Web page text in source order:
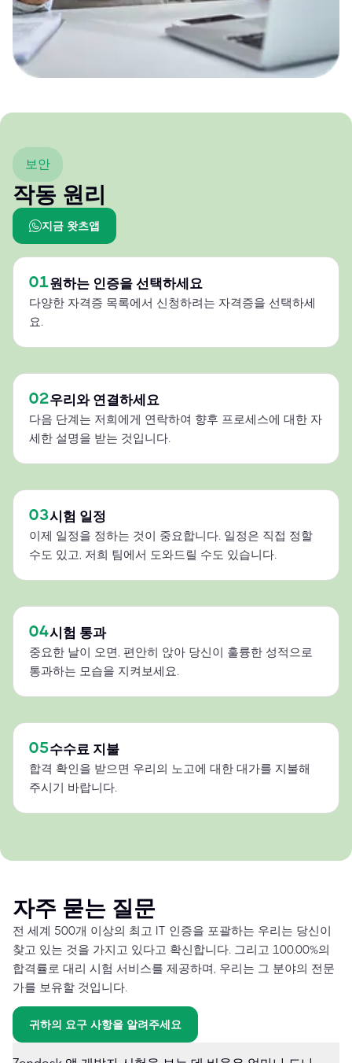
보안
작동 원리
지금 왓츠앱
01원하는 인증을 선택하세요
다양한 자격증 목록에서 신청하려는 자격증을 선택하세
요.
02우리와 연결하세요
다음 단계는 저희에게 연락하여 향후 프로세스에 대한 자
세한 설명을 받는 것입니다.
03시험 일정
이제 일정을 정하는 것이 중요합니다. 일정은 직접 정할
수도 있고, 저희 팀에서 도와드릴 수도 있습니다.
04시험 통과
중요한 날이 오면, 편안히 앉아 당신이 훌륭한 성적으로
통과하는 모습을 지켜보세요.
05수수료 지불
합격 확인을 받으면 우리의 노고에 대한 대가를 지불해
주시기 바랍니다.
자주 묻는 질문
전 세계 500개 이상의 최고 IT 인증을 포괄하는 우리는 당신이
찾고 있는 것을 가지고 있다고 확신합니다. 그리고 100.00%의
합격률로 대리 시험 서비스를 제공하며, 우리는 그 분야의 전문
가를 보유할 것입니다.
귀하의 요구 사항을 알려주세요